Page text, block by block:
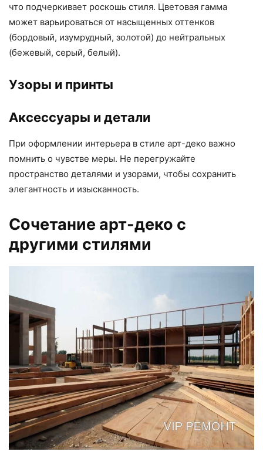
что подчеркивает роскошь стиля. Цветовая гамма
может варьироваться от насыщенных оттенков
(бордовый, изумрудный, золотой) до нейтральных
(бежевый, серый, белый).
Узоры и принты
Аксессуары и детали
При оформлении интерьера в стиле арт-деко важно
помнить о чувстве меры. Не перегружайте
пространство деталями и узорами, чтобы сохранить
элегантность и изысканность.
Сочетание арт-деко с
другими стилями